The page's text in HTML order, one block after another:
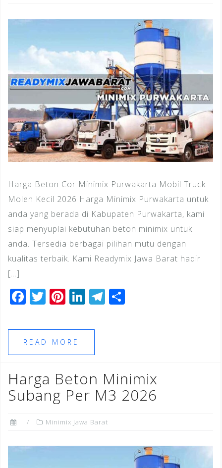
Harga Beton Cor Minimix Purwakarta Mobil Truck
Molen Kecil 2026 Harga Minimix Purwakarta untuk
anda yang berada di Kabupaten Purwakarta, kami
siap menyuplai kebutuhan beton minimix untuk
anda. Tersedia berbagai pilihan mutu dengan
kualitas terbaik. Kami Readymix Jawa Barat hadir
[…]
F
c
e
b
o
o
k
T
tt
e
r
Pi
te
r
e
st
Li
k
dI
n
T
m
READ MORE
Harga Beton Minimix
Subang Per M3 2026
Minimix Jawa Barat